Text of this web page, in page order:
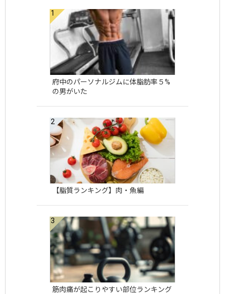
府中のパーソナルジムに体脂肪率５%
の男がいた
【脂質ランキング】肉・魚編
筋肉痛が起こりやすい部位ランキング